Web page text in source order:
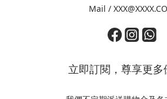
Mail /
立即訂閱，尊享更多